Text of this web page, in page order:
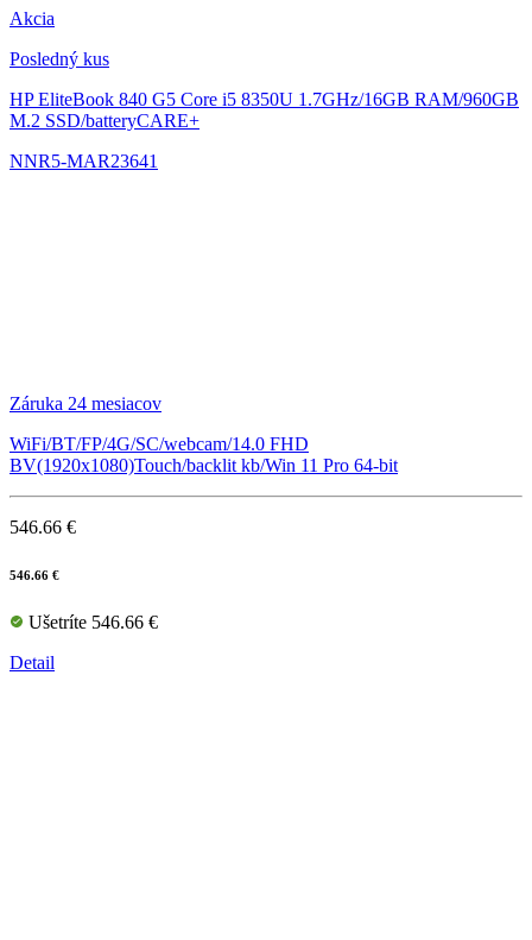
Akcia
Posledný kus
HP EliteBook 840 G5 Core i5 8350U 1.7GHz/16GB RAM/960GB
M.2 SSD/batteryCARE+
NNR5-MAR23641
Záruka 24 mesiacov
WiFi/BT/FP/4G/SC/webcam/14.0 FHD
BV(1920x1080)Touch/backlit kb/Win 11 Pro 64-bit
546.66 €
546.66 €
Ušetríte 546.66 €
Detail